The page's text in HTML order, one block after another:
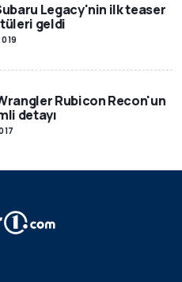
Legacy'nin ilk teaser
geldi
Rubicon Recon'un
detayı